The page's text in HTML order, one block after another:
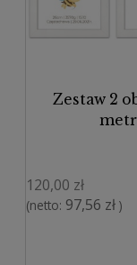
Zestaw 2
120,00 zł
(netto: 97,56 zł )